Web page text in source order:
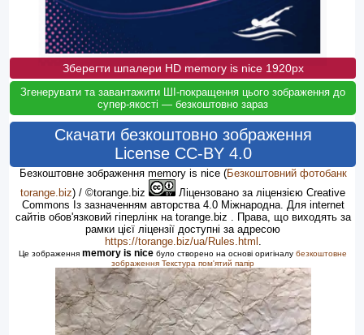
Зберегти шпалери HD memory is nice 1920px
Згенерувати та завантажити ШІ-покращення цього зображення до
супер-якості — безкоштовно зараз
Скачати безкоштовно зображення
License CC-BY 4.0
Безкоштовне зображення memory is nice (Безкоштовний фотобанк
torange.biz) / ©torange.biz
Ліцензовано за ліцензією Creative
Commons Із зазначенням авторства 4.0 Міжнародна. Для internet
сайтів обов'язковий гіперлінк на torange.biz . Права, що виходять за
рамки цієї ліцензії доступні за адресою
https://torange.biz/ua/Rules.html
Це зображення memory is nice було створено на основі оригіналу безкоштовне
зображення Текстура пом'ятий папір